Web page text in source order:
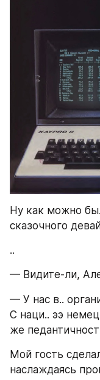
Ну как можно
сказочного
..
— Видите-ли,
— У нас в..
С наци.. ээ
же
Мой гость
наслаждаясь